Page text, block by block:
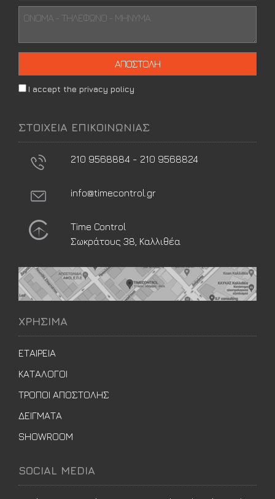
I accept the privacy policy
ΣΤΟΙΧΕΙΑ ΕΠΙΚΟΙΝΩΝΙΑΣ
210 9568884 - 210 9568824
info@timecontrol.gr
Time Control
Σωκράτους 38, Καλλιθέα
ΧΡΗΣΙΜΑ
ΕΤΑΙΡΕΙΑ
ΚΑΤΑΛΟΓΟΙ
ΤΡΟΠΟΙ ΑΠΟΣΤΟΛΗΣ
ΔΕΙΓΜΑΤΑ
SHOWROOM
SOCIAL MEDIA